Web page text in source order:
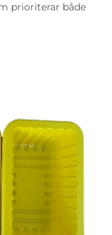
prioriterar både